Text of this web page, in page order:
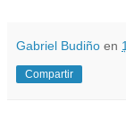
Gabriel Budiño en
Compartir